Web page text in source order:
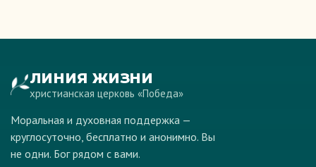
ЛИНИЯ ЖИЗНИ
христианская церковь «Победа»
Моральная и духовная поддержка —
круглосуточно, бесплатно и анонимно. Вы
не одни. Бог рядом с вами.